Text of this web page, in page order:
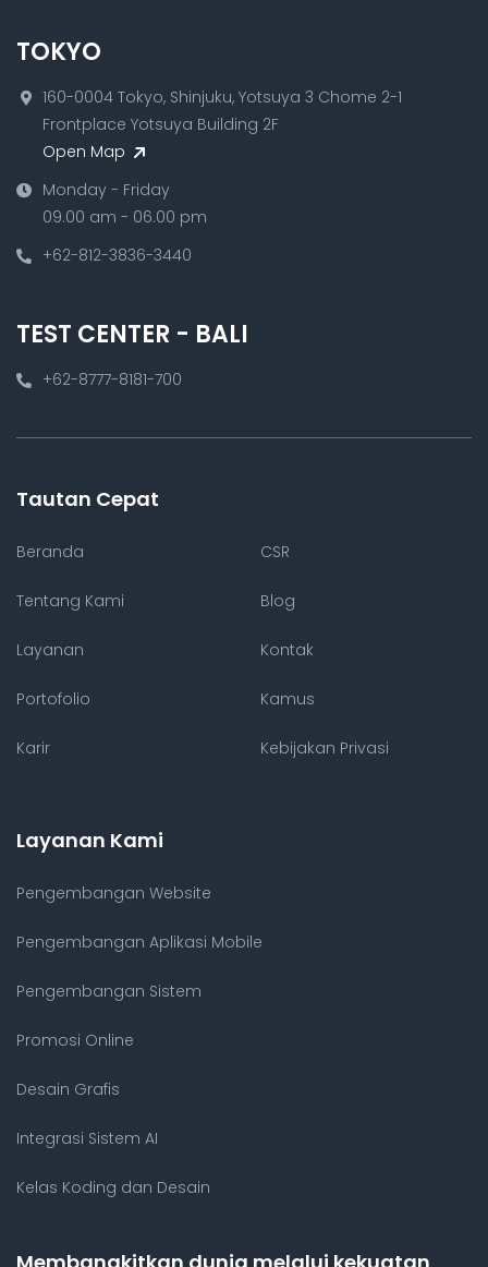
TOKYO
160-0004 Tokyo, Shinjuku, Yotsuya 3 Chome 2-1
Frontplace Yotsuya Building 2F
Open Map
Monday - Friday
09.00 am - 06.00 pm
+62-812-3836-3440
TEST CENTER - BALI
+62-8777-8181-700
Tautan Cepat
Beranda
Tentang Kami
Layanan
Portofolio
Karir
CSR
Blog
Kontak
Kamus
Kebijakan Privasi
Layanan Kami
Pengembangan Website
Pengembangan Aplikasi Mobile
Pengembangan Sistem
Promosi Online
Desain Grafis
Integrasi Sistem AI
Kelas Koding dan Desain